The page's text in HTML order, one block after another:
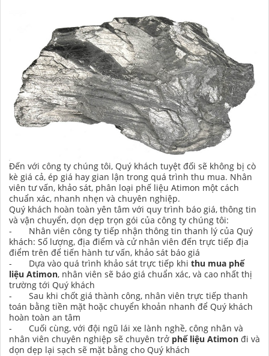
Đến với công ty chúng tôi, Quý khách tuyệt đối sẽ không bị cò
kè giá cả, ép giá hay gian lận trong quá trình thu mua. Nhân
viên tư vấn, khảo sát, phân loại phế liệu Atimon một cách
chuẩn xác, nhanh nhẹn và chuyên nghiệp.
Quý khách hoàn toàn yên tâm với quy trình báo giá, thông tin
và vận chuyển, dọn dẹp trọn gói của công ty chúng tôi:
- Nhân viên công ty tiếp nhận thông tin thanh lý của Quý
khách: Số lượng, địa điểm và cử nhân viên đến trực tiếp địa
điểm trên để tiến hành tư vấn, khảo sát báo giá
- Dựa vào quá trình khảo sát trực tiếp khi thu mua phế
liệu Atimon, nhân viên sẽ báo giá chuẩn xác, và cao nhất thị
trường tới Quý khách
- Sau khi chốt giá thành công, nhân viên trực tiếp thanh
toán bằng tiền mặt hoặc chuyển khoản nhanh để Quý khách
hoàn toàn an tâm
- Cuối cùng, với đội ngũ lái xe lành nghề, công nhân và
nhân viên chuyên nghiệp sẽ chuyên trở phế liệu Atimon đi và
dọn dẹp lại sạch sẽ mặt bằng cho Quý khách